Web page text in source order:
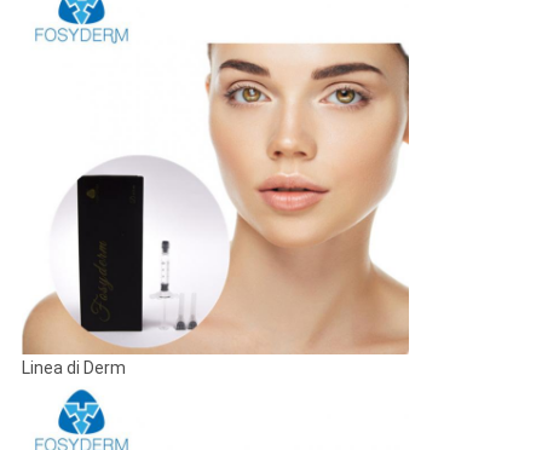
Linea di Derm